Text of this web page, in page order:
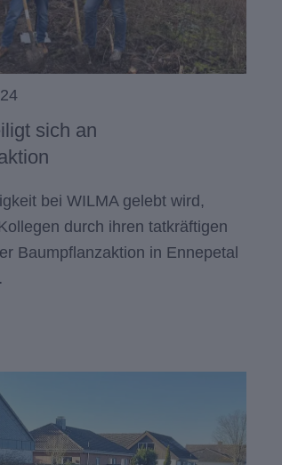
sich an
bei WILMA gelebt wird,
durch ihren tatkräftigen
Baumpflanzaktion in Ennepetal